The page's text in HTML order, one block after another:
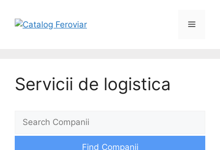
Servicii de logistica